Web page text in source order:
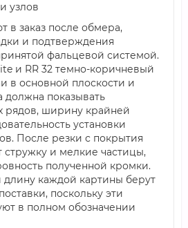
узлов
в заказ после обмера,
и подтверждения
фальцевой системой.
и RR 32 темно-коричневый
в основной плоскости и
должна показывать
рядов, ширину крайней
установки
После резки с покрытия
стружку и мелкие частицы,
полученной кромки.
каждой картины берут
поскольку эти
в полном обозначении